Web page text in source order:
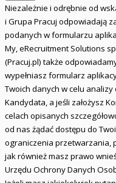
Niezależnie i odrębnie od
i Grupa Pracuj odpowiadają
podanych w formularzu
My, eRecruitment Solutions
(Pracuj.pl) także
wypełniasz formularz
Twoich danych w celu analizy
Kandydata, a jeśli założysz
celach opisanych
od nas żądać dostępu do
ograniczenia przetwarzania,
jak również masz prawo
Urzędu Ochrony Danych